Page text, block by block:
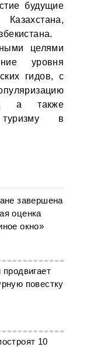
будущие
целями
уровня
гидов, с
а также
туризму в
завершена
оценка
окно»
повестку
10